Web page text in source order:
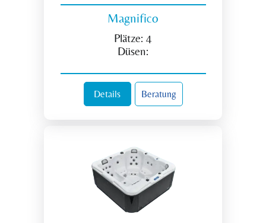
Magnifico
Plätze: 4
Düsen:
Details Beratung